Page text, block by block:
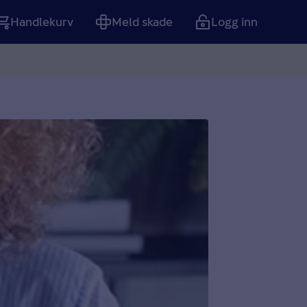
Handlekurv
Meld skade Logg inn